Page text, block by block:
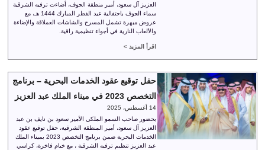
العزيز آل سعود، أمير منطقة الجوف، أضاءت ترفيه الشرقية
سماء الجوف باحتفالية عيد الفطر المبارك 1444 هـ، مع
عروض مبهرة تشمل المسرح والشاشات العملاقة والإضاءة
والألعاب النارية في أجواء تنظيمية راقية.
اقرأ المزيد >
حفل توقيع عقود الخدمات البحرية – برنامج
التخصص 2023 في ميناء الملك عبد العزيز
14 أغسطس، 2025
بحضور صاحب السمو الملكي الأمير سعود بن نايف بن عبد
العزيز آل سعود، أمير المنطقة الشرقية، حفل توقيع عقود
الخدمات البحرية ضمن برنامج التخصص 2023 بميناء الملك
عبد العزيز تنظيم ترفيه الشرقية ، مع خيام فاخرة، كراسي